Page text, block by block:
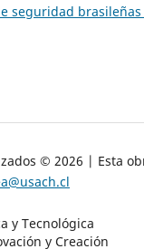
seguridad brasileñas
© 2026 | Esta
y Tecnológica
y Creación